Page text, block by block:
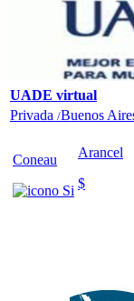
UADE virtual
Privada /Buenos
Coneau
Arancel
$